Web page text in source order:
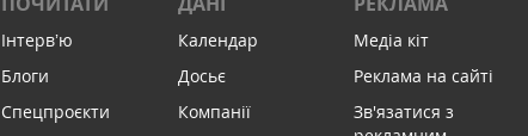
Інтервʼю
Блоги
Спецпроєкти
Календар
Досьє
Компанії
Медіа кіт
Реклама на сайті
Зв'язатися з